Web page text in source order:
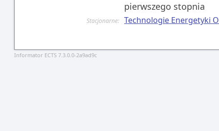
pierwszego stopnia
Stacjonarne: Technologie Energetyki
Informator ECTS 7.3.0.0-2a9ad9c